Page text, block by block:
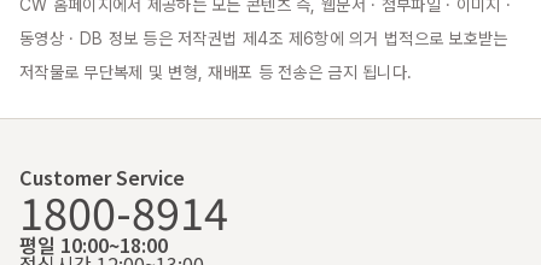
CW 홈페이지에서 제공하는 모든 콘텐츠 즉, 웹문서 · 첨부파일 · 이미지 ·
동영상 · DB 정보 등은 저작권법 제4조 제6항에 의거 법적으로 보호받는
저작물로 무단복제 및 변형, 재배포 등 전송은 금지 됩니다.
Customer Service
1800-8914
평일 10:00~18:00